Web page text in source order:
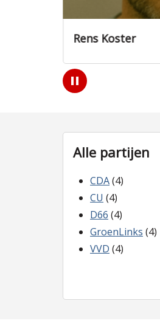
Lisanne Hoekstra
Play
/
Alle partijen
CDA(4)
CU (4)
D66 (4)
GroenLinks (4)
VVD (4)